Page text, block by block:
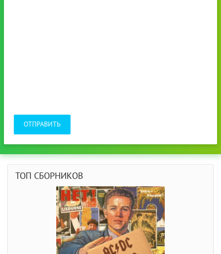
ОТПРАВИТЬ
ТОП СБОРНИКОВ